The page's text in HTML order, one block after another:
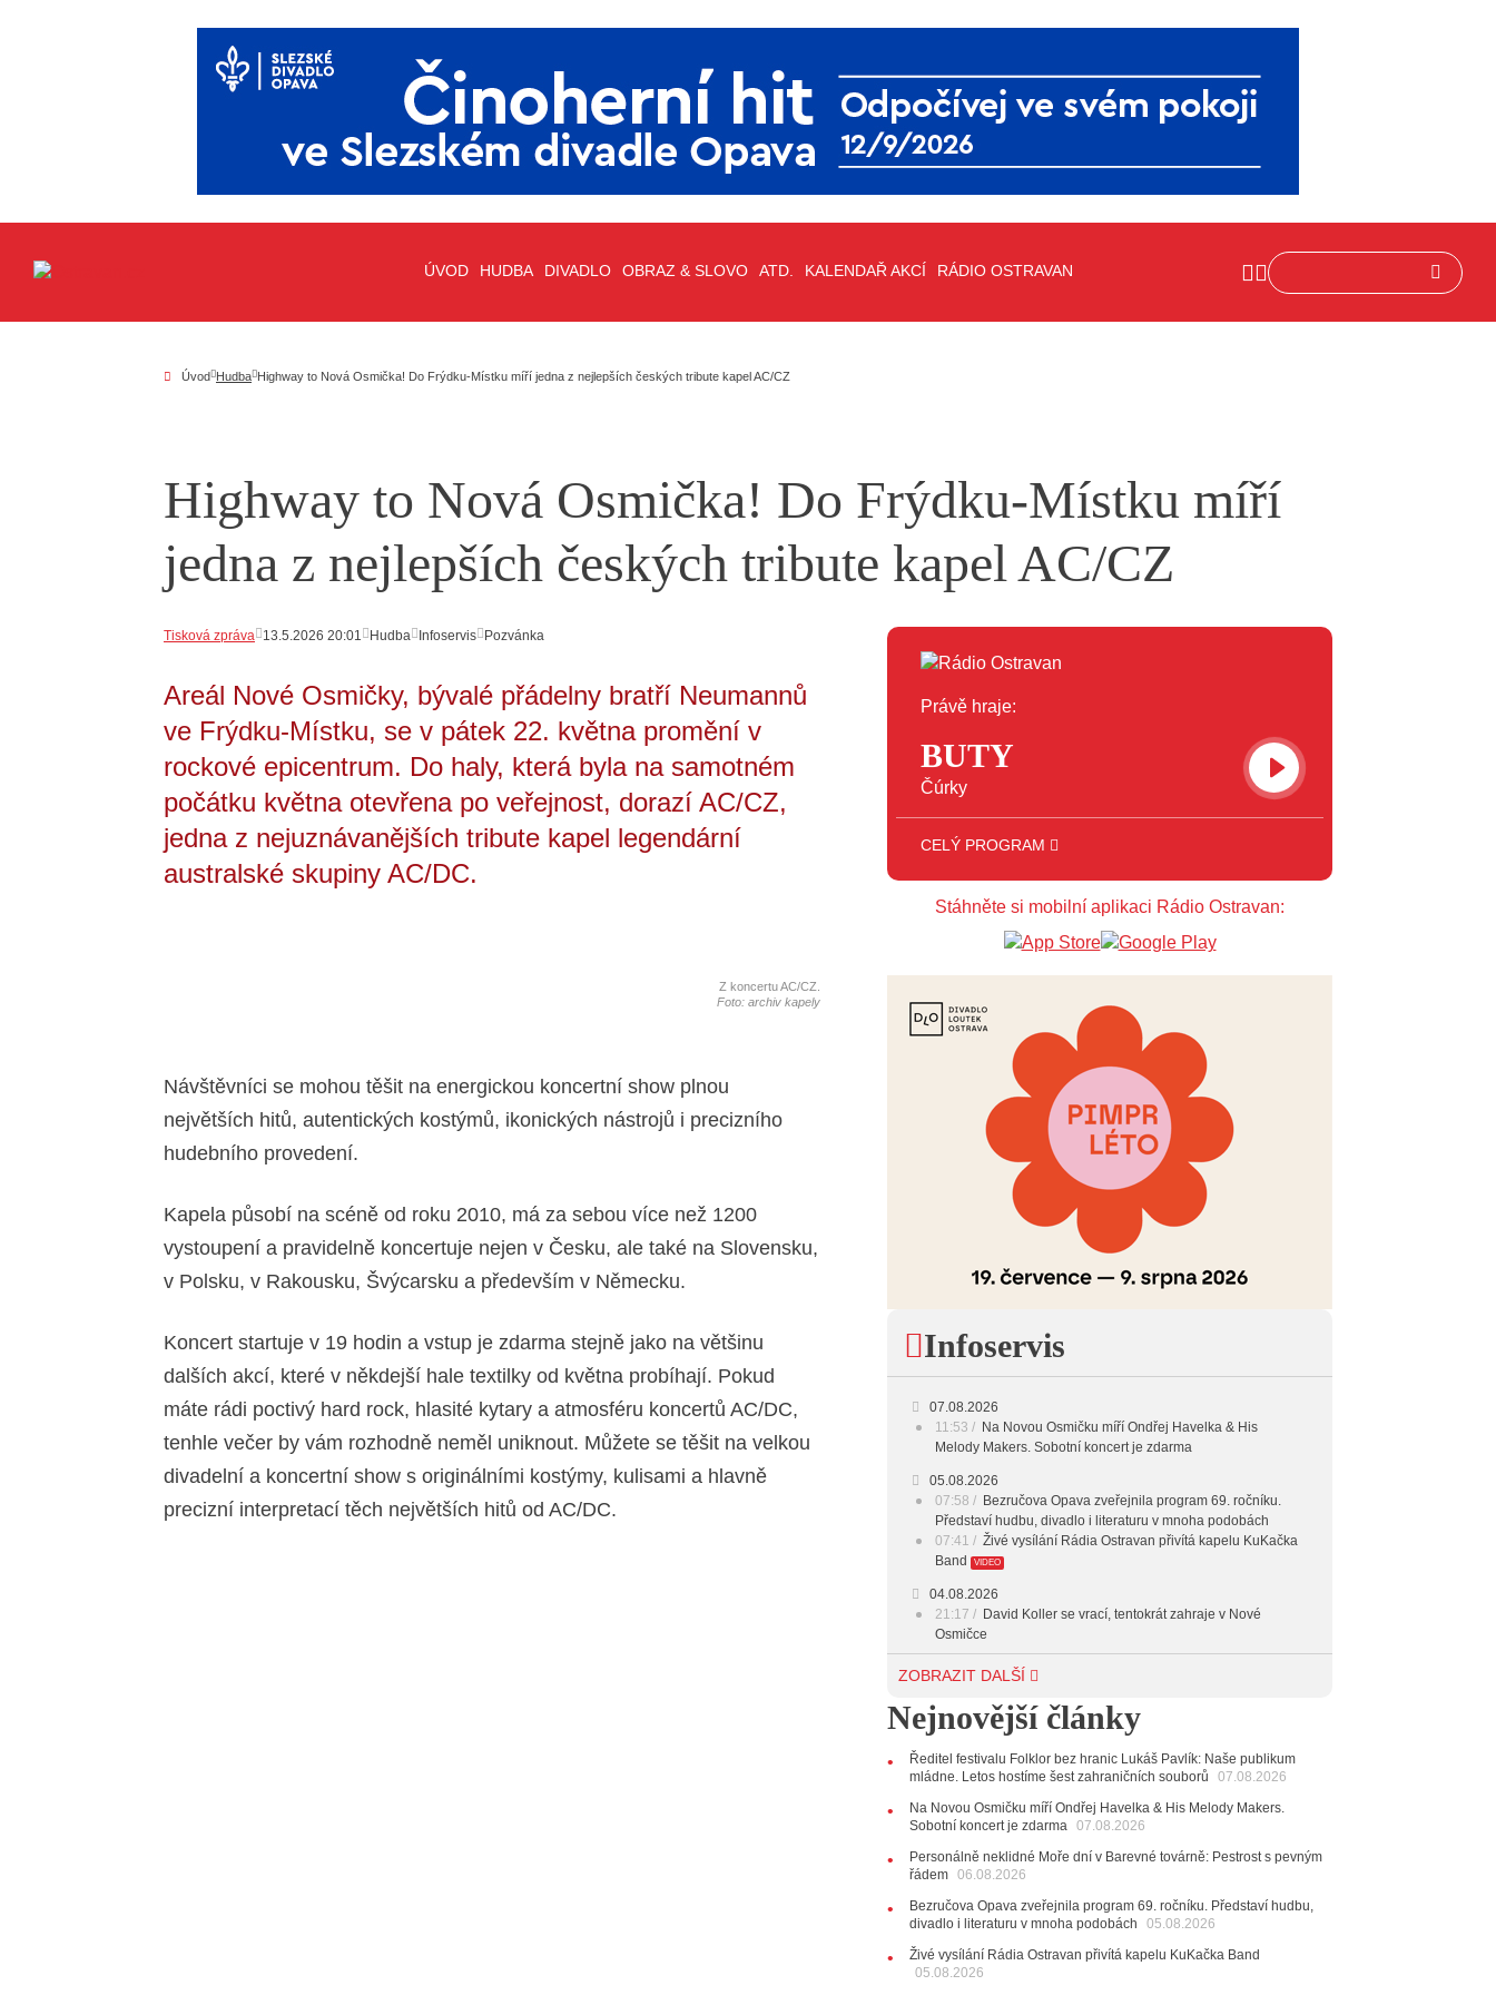
ÚVOD HUDBA DIVADLO OBRAZ & SLOVO ATD. KALENDAŘ AKCÍ RÁDIO OSTRAVAN
Úvod Hudba Highway to Nová Osmička! Do Frýdku-Místku míří jedna z nejlepších českých tribute kapel AC/CZ
Highway to Nová Osmička! Do Frýdku-Místku míří
jedna z nejlepších českých tribute kapel AC/CZ
Tisková zpráva 13.5.2026 20:01 Hudba Infoservis Pozvánka
Areál Nové Osmičky, bývalé přádelny bratří Neumannů
ve Frýdku-Místku, se v pátek 22. května promění v
rockové epicentrum. Do haly, která byla na samotném
počátku května otevřena po veřejnost, dorazí AC/CZ,
jedna z nejuznávanějších tribute kapel legendární
australské skupiny AC/DC.
Z koncertu AC/CZ.
Foto: archiv kapely
Návštěvníci se mohou těšit na energickou koncertní show plnou
největších hitů, autentických kostýmů, ikonických nástrojů i precizního
hudebního provedení.
Kapela působí na scéně od roku 2010, má za sebou více než 1200
vystoupení a pravidelně koncertuje nejen v Česku, ale také na Slovensku,
v Polsku, v Rakousku, Švýcarsku a především v Německu.
Koncert startuje v 19 hodin a vstup je zdarma stejně jako na většinu
dalších akcí, které v někdejší hale textilky od května probíhají. Pokud
máte rádi poctivý hard rock, hlasité kytary a atmosféru koncertů AC/DC,
tenhle večer by vám rozhodně neměl uniknout. Můžete se těšit na velkou
divadelní a koncertní show s originálními kostýmy, kulisami a hlavně
precizní interpretací těch největších hitů od AC/DC.
Právě hraje:
BUTY
Čúrky
CELÝ PROGRAM
Stáhněte si mobilní aplikaci Rádio Ostravan:
Infoservis
07.08.2026
11:53
Na Novou Osmičku míří Ondřej Havelka & His
Melody Makers. Sobotní koncert je zdarma
05.08.2026
07:58
Bezručova Opava zveřejnila program 69. ročníku.
Představí hudbu, divadlo i literaturu v mnoha podobách
07:41
Živé vysílání Rádia Ostravan přivítá kapelu KuKačka
Band
VIDEO
04.08.2026
21:17
David Koller se vrací, tentokrát zahraje v Nové
Osmičce
03.08.2026
Svatováclavského hudebního festivalu zbývá měsíc
11:00
Do Ostravy se vrací britští Modestep, vystoupí v
listopadu v klubu Barrák
VIDEO
10:33
Úsměvné historky ze života ostravské kapely Verše:
Od zapomenutých baterek až po kuriózní krádež kláves
28.07.2026
několik desítek posledních vstupenek
27.07.2026
20:44
ZOBRAZIT DALŠÍ
Nejnovější články
Ředitel festivalu Folklor bez hranic Lukáš Pavlík: Naše publikum
mládne. Letos hostíme šest zahraničních souborů
07.08.2026
Na Novou Osmičku míří Ondřej Havelka & His Melody Makers.
Sobotní koncert je zdarma 07.08.2026
Personálně neklidné Moře dní v Barevné továrně: Pestrost s pevným
řádem 06.08.2026
Bezručova Opava zveřejnila program 69. ročníku. Představí hudbu,
divadlo i literaturu v mnoha podobách
05.08.2026
Živé vysílání Rádia Ostravan přivítá kapelu KuKačka Band
05.08.2026